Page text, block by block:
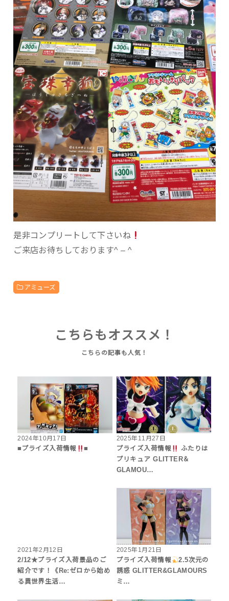
是非コンプリートして下さいね
ご来店お待ちしております^ – ^
アミューズ
こちらもオススメ！
2024年10月17日
■プライズ入荷情報
■
2025年11月27日
プライズ入荷情報
ふたりは
プリキュア GLITTER＆
GLAMOU…
2021年2月12日
2/12★プライズ入荷景品のご
紹介です！《Re:ゼロから始め
る異世界生活…
2025年1月21日
プライズ入荷情報
2.5次元の
誘惑 GLITTER&GLAMOURS
ミ…